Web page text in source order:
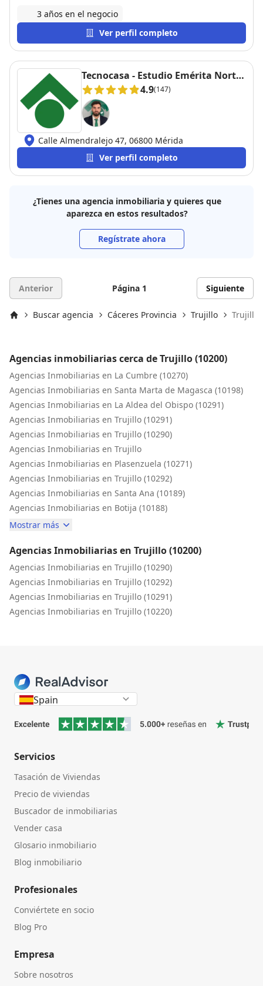
3 años en el negocio
Ver perfil completo
Tecnocasa - Estudio Emérita Norte
S.L.
4.9(147)
Calle Almendralejo 47, 06800 Mérida
Ver perfil completo
¿Tienes una agencia inmobiliaria y quieres que
aparezca en estos resultados?
Regístrate ahora
Anterior Página 1 Siguiente
Buscar agencia Cáceres Provincia Trujillo Trujillo
Agencias inmobiliarias cerca de Trujillo (10200)
Agencias Inmobiliarias en La Cumbre (10270)
Agencias Inmobiliarias en Santa Marta de Magasca (10198)
Agencias Inmobiliarias en La Aldea del Obispo (10291)
Agencias Inmobiliarias en Trujillo (10291)
Agencias Inmobiliarias en Trujillo (10290)
Agencias Inmobiliarias en Trujillo
Agencias Inmobiliarias en Plasenzuela (10271)
Agencias Inmobiliarias en Trujillo (10292)
Agencias Inmobiliarias en Santa Ana (10189)
Agencias Inmobiliarias en Botija (10188)
Mostrar más
Agencias Inmobiliarias en Trujillo (10200)
Agencias Inmobiliarias en Trujillo (10290)
Agencias Inmobiliarias en Trujillo (10292)
Agencias Inmobiliarias en Trujillo (10291)
Agencias Inmobiliarias en Trujillo (10220)
Spain
Servicios
Tasación de Viviendas
Precio de viviendas
Buscador de inmobiliarias
Vender casa
Glosario inmobiliario
Blog inmobiliario
Profesionales
Conviértete en socio
Blog Pro
Empresa
Sobre nosotros